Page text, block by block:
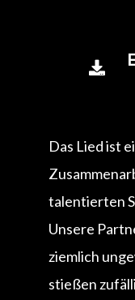
Das Lied ist
talentierten
Unsere
ziemlich
stießen